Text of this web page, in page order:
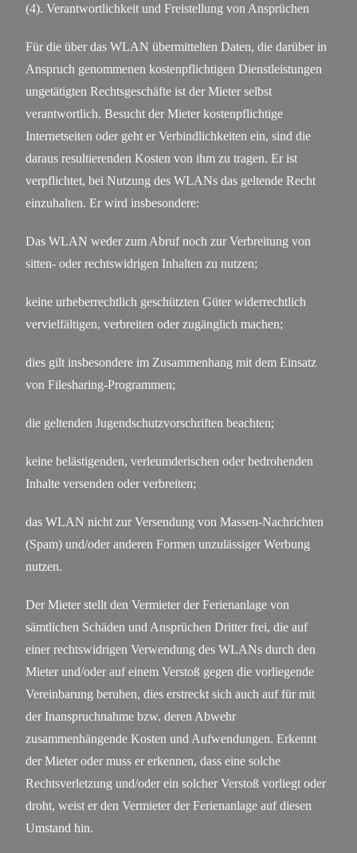
(4). Verantwortlichkeit und Freistellung von Ansprüchen
Für die über das WLAN übermittelten Daten, die darüber in
Anspruch genommenen kostenpflichtigen Dienstleistungen
ungetätigten Rechtsgeschäfte ist der Mieter selbst
verantwortlich. Besucht der Mieter kostenpflichtige
Internetseiten oder geht er Verbindlichkeiten ein, sind die
daraus resultierenden Kosten von ihm zu tragen. Er ist
verpflichtet, bei Nutzung des WLANs das geltende Recht
einzuhalten. Er wird insbesondere:
Das WLAN weder zum Abruf noch zur Verbreitung von
sitten- oder rechtswidrigen Inhalten zu nutzen;
keine urheberrechtlich geschützten Güter widerrechtlich
vervielfältigen, verbreiten oder zugänglich machen;
dies gilt insbesondere im Zusammenhang mit dem Einsatz
von Filesharing-Programmen;
die geltenden Jugendschutzvorschriften beachten;
keine belästigenden, verleumderischen oder bedrohenden
Inhalte versenden oder verbreiten;
das WLAN nicht zur Versendung von Massen-Nachrichten
(Spam) und/oder anderen Formen unzulässiger Werbung
nutzen.
Der Mieter stellt den Vermieter der Ferienanlage von
sämtlichen Schäden und Ansprüchen Dritter frei, die auf
einer rechtswidrigen Verwendung des WLANs durch den
Mieter und/oder auf einem Verstoß gegen die vorliegende
Vereinbarung beruhen, dies erstreckt sich auch auf für mit
der Inanspruchnahme bzw. deren Abwehr
zusammenhängende Kosten und Aufwendungen. Erkennt
der Mieter oder muss er erkennen, dass eine solche
Rechtsverletzung und/oder ein solcher Verstoß vorliegt oder
droht, weist er den Vermieter der Ferienanlage auf diesen
Umstand hin.